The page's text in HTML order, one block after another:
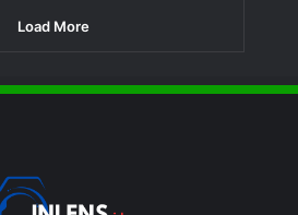
Load More